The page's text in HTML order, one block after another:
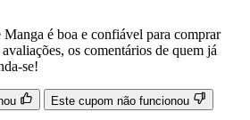
é boa e confiável para comprar
os comentários de quem já
se!
Este cupom não funcionou